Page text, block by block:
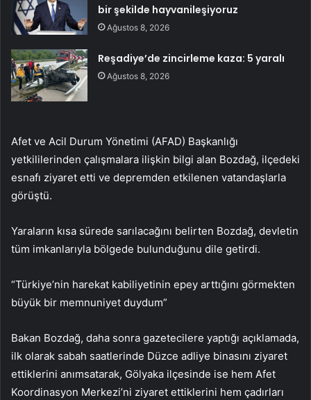
bir şekilde hayvanileşiyoruz
Ağustos 8, 2026
Reşadiye’de zincirleme kaza: 5 yaralı
Ağustos 8, 2026
Afet ve Acil Durum Yönetimi (AFAD) Başkanlığı
yetkililerinden çalışmalara ilişkin bilgi alan Bozdağ, ilçedeki
esnafı ziyaret etti ve depremden etkilenen vatandaşlarla
görüştü.
Yaraların kısa sürede sarılacağını belirten Bozdağ, devletin
tüm imkanlarıyla bölgede bulunduğunu dile getirdi.
“Türkiye’nin harekat kabiliyetinin epey arttığını görmekten
büyük bir memnuniyet duydum”
Bakan Bozdağ, daha sonra gazetecilere yaptığı açıklamada,
ilk olarak sabah saatlerinde Düzce adliye binasını ziyaret
ettiklerini anımsatarak, Gölyaka ilçesinde ise hem Afet
Koordinasyon Merkezi’ni ziyaret ettiklerini hem çadırları